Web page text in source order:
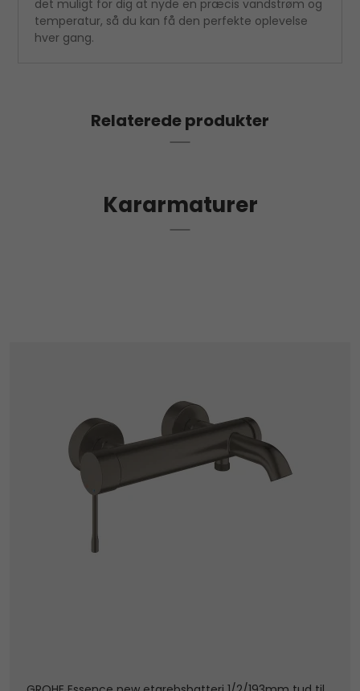
det muligt for dig at nyde en præcis vandstrøm og
temperatur, så du kan få den perfekte oplevelse
hver gang.
Relaterede produkter
Kararmaturer